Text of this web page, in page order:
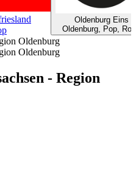
Oldenburg Eins
Oldenburg, Pop,
Oldenburg
Oldenburg
- Region